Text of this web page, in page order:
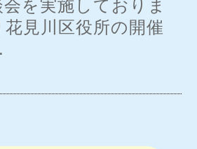
を実施しておりま
見川区役所の開催